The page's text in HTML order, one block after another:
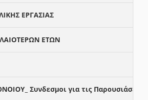
ΕΡΓΑΣΙΑΣ
ΕΤΩΝ
Συνδεσμοι για τις Παρουσιάσεις